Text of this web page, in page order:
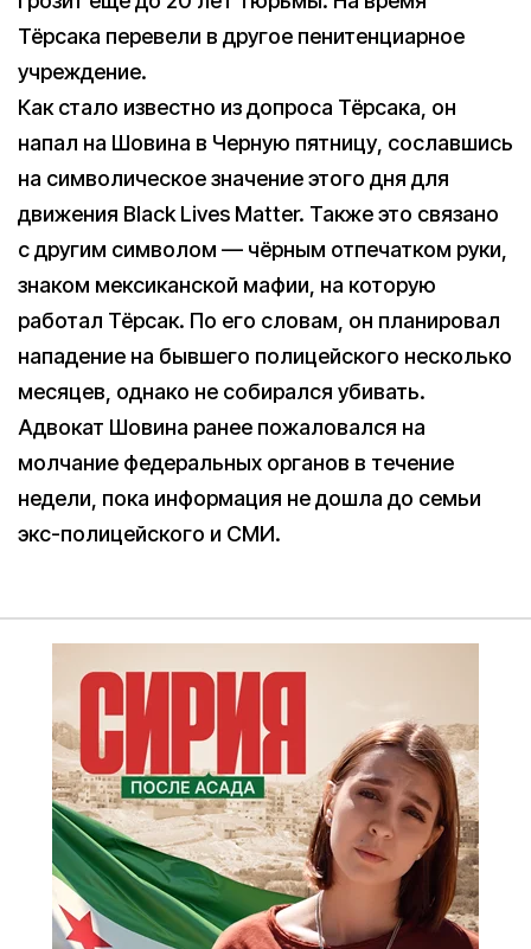
Тёрсака перевели в другое пенитенциарное
учреждение.
Как стало известно из допроса Тёрсака, он
напал на Шовина в Черную пятницу, сославшись
на символическое значение этого дня для
движения Black Lives Matter. Также это связано
с другим символом — чёрным отпечатком руки,
знаком мексиканской мафии, на которую
работал Тёрсак. По его словам, он планировал
нападение на бывшего полицейского несколько
месяцев, однако не собирался убивать.
Адвокат Шовина ранее пожаловался на
молчание федеральных органов в течение
недели, пока информация не дошла до семьи
экс-полицейского и СМИ.